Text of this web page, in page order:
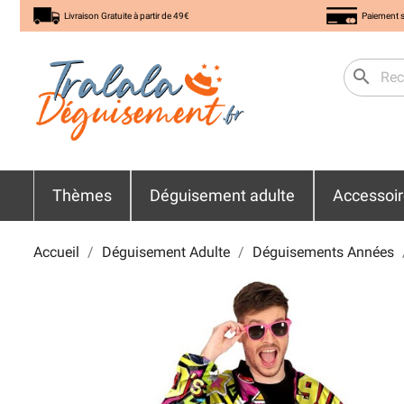
Livraison Gratuite à partir de 49€ Paiement
search
Thèmes Déguisement adulte
Accueil Déguisement Adulte Déguisements Années